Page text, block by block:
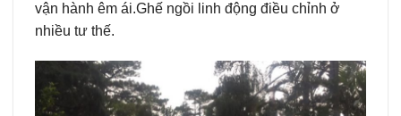
vận hành êm ái.Ghế ngồi linh động điều chỉnh ở
nhiều tư thế.